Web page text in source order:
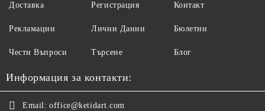
Доставка
Рекламации
Чести Въпроси
Регистрация
Лични Данни
Търсене
Контакт
Бюлетин
Блог
Информация за контакти:
Email: office@ketidart.com